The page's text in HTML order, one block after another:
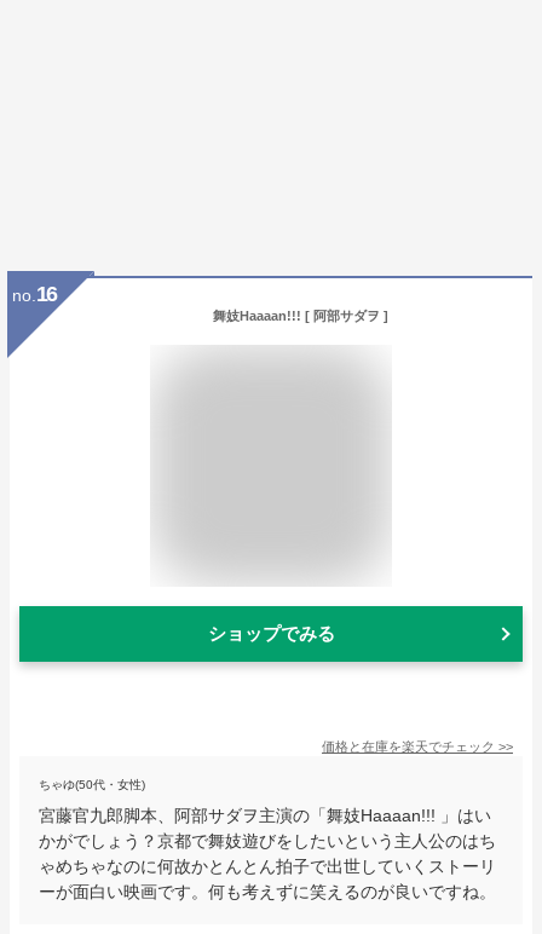
no. 16
舞妓Haaaan!!! [ 阿部サダヲ ]
ショップでみる
価格と在庫を楽天でチェック >>
ちゃゆ(50代・女性)
宮藤官九郎脚本、阿部サダヲ主演の「舞妓Haaaan!!! 」はい
かがでしょう？京都で舞妓遊びをしたいという主人公のはち
ゃめちゃなのに何故かとんとん拍子で出世していくストーリ
ーが面白い映画です。何も考えずに笑えるのが良いですね。